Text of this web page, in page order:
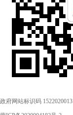
政府网站标识码 1522020013